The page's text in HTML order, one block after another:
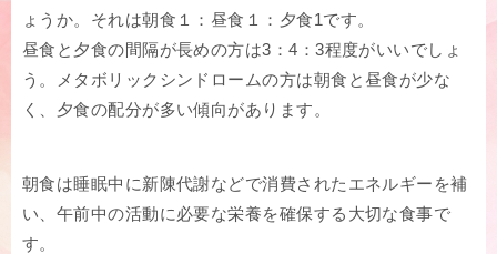
ょうか。それは朝食１：昼食１：夕食1です。
昼食と夕食の間隔が長めの方は3：4：3程度がいいでしょ
う。メタボリックシンドロームの方は朝食と昼食が少な
く、夕食の配分が多い傾向があります。
朝食は睡眠中に新陳代謝などで消費されたエネルギーを補
い、午前中の活動に必要な栄養を確保する大切な食事で
す。